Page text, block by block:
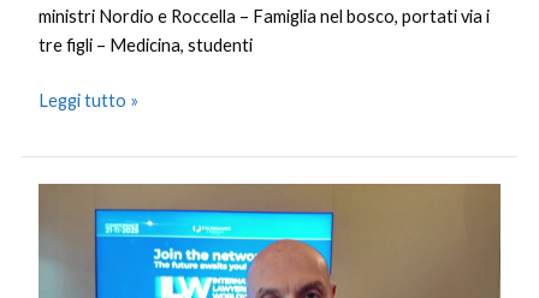
ministri Nordio e Roccella – Famiglia nel bosco, portati via i
tre figli – Medicina, studenti
Leggi tutto »